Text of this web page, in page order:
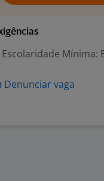
Escolaridade Mínima:
Denunciar vaga